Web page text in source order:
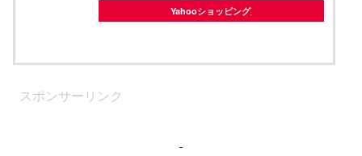
Yahooショッピング
スポンサーリンク